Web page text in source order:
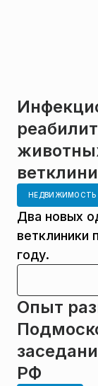
НЕДВИЖИМОСТЬ
Два новых
ветклиники
году.
Опыт
РФ